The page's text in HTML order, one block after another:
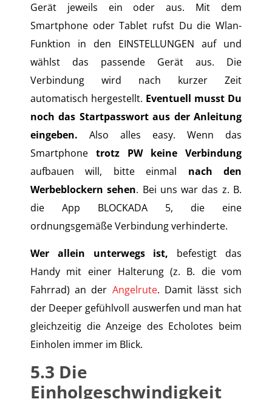
Gerät jeweils ein oder aus. Mit dem
Smartphone oder Tablet rufst Du die Wlan-
Funktion in den EINSTELLUNGEN auf und
wählst das passende Gerät aus. Die
Verbindung wird nach kurzer Zeit
automatisch hergestellt. Eventuell musst Du
noch das Startpasswort aus der Anleitung
eingeben. Also alles easy. Wenn das
Smartphone trotz PW keine Verbindung
aufbauen will, bitte einmal nach den
Werbeblockern sehen. Bei uns war das z. B.
die App BLOCKADA 5, die eine
ordnungsgemäße Verbindung verhinderte.
Wer allein unterwegs ist, befestigt das
Handy mit einer Halterung (z. B. die vom
Fahrrad) an der Angelrute. Damit lässt sich
der Deeper gefühlvoll auswerfen und man hat
gleichzeitig die Anzeige des Echolotes beim
Einholen immer im Blick.
5.3 Die
Einholgeschwindigkeit